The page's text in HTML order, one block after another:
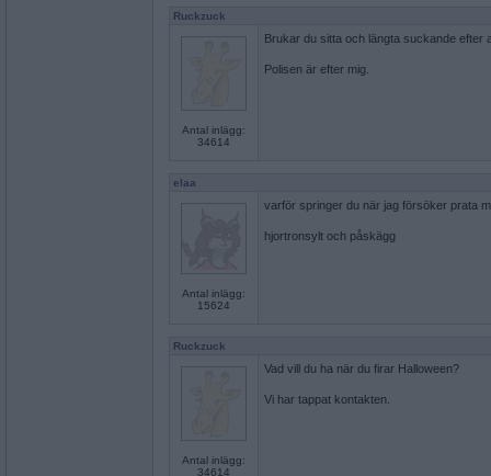
Ruckzuck
Antal inlägg:
34614
Brukar du sitta och längta suckande efter
Polisen är efter mig.
elaa
Antal inlägg:
15624
varför springer du när jag försöker prata
hjortronsylt och påskägg
Ruckzuck
Antal inlägg:
34614
Vad vill du ha när du firar Halloween?
Vi har tappat kontakten.